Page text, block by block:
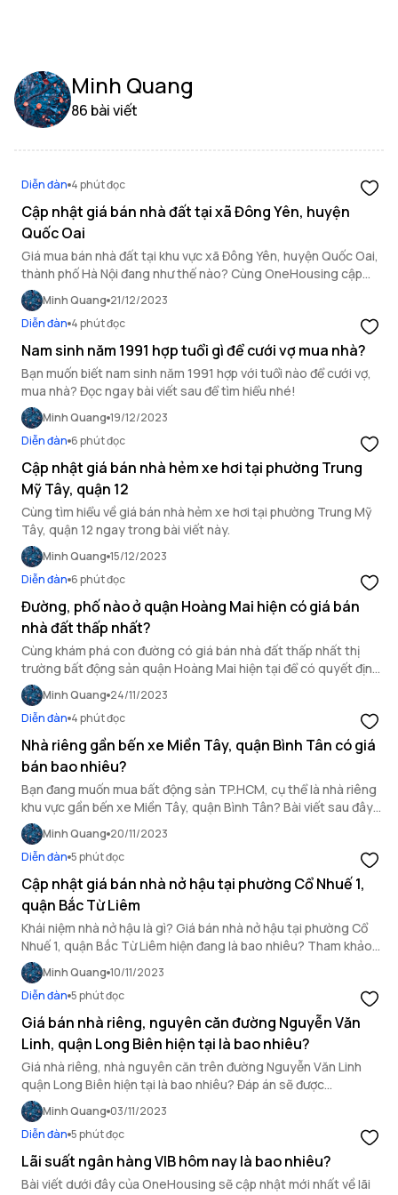
Minh Quang
86 bài viết
Diễn đàn 4 phút đọc
Cập nhật giá bán nhà đất tại xã Đông Yên, huyện
Quốc Oai
Giá mua bán nhà đất tại khu vực xã Đông Yên, huyện Quốc Oai,
thành phố Hà Nội đang như thế nào? Cùng OneHousing cập
nhật chi tiết trong bài viết dưới đây.
Minh Quang 21/12/2023
Diễn đàn 4 phút đọc
Nam sinh năm 1991 hợp tuổi gì để cưới vợ mua nhà?
Bạn muốn biết nam sinh năm 1991 hợp với tuổi nào để cưới vợ,
mua nhà? Đọc ngay bài viết sau để tìm hiểu nhé!
Minh Quang 19/12/2023
Diễn đàn 6 phút đọc
Cập nhật giá bán nhà hẻm xe hơi tại phường Trung
Mỹ Tây, quận 12
Cùng tìm hiểu về giá bán nhà hẻm xe hơi tại phường Trung Mỹ
Tây, quận 12 ngay trong bài viết này.
Minh Quang 15/12/2023
Diễn đàn 6 phút đọc
Đường, phố nào ở quận Hoàng Mai hiện có giá bán
nhà đất thấp nhất?
Cùng khám phá con đường có giá bán nhà đất thấp nhất thị
trường bất động sản quận Hoàng Mai hiện tại để có quyết định
đầu tư và an cư hiệu quả
Minh Quang 24/11/2023
Diễn đàn 4 phút đọc
Nhà riêng gần bến xe Miền Tây, quận Bình Tân có giá
bán bao nhiêu?
Bạn đang muốn mua bất động sản TP.HCM, cụ thể là nhà riêng
khu vực gần bến xe Miền Tây, quận Bình Tân? Bài viết sau đây
của OneHousing sẽ giúp bạn cập nhật thông tin mới nhất về
giá bán tại khu vực này.
Minh Quang 20/11/2023
Diễn đàn 5 phút đọc
Cập nhật giá bán nhà nở hậu tại phường Cổ Nhuế 1,
quận Bắc Từ Liêm
Khái niệm nhà nở hậu là gì? Giá bán nhà nở hậu tại phường Cổ
Nhuế 1, quận Bắc Từ Liêm hiện đang là bao nhiêu? Tham khảo
ngay sau đây!
Minh Quang 10/11/2023
Diễn đàn 5 phút đọc
Giá bán nhà riêng, nguyên căn đường Nguyễn Văn
Linh, quận Long Biên hiện tại là bao nhiêu?
Giá nhà riêng, nhà nguyên căn trên đường Nguyễn Văn Linh
quận Long Biên hiện tại là bao nhiêu? Đáp án sẽ được
OneHousing giải đáp chi tiết trong bài viết sau đây.
Minh Quang 03/11/2023
Diễn đàn 5 phút đọc
Lãi suất ngân hàng VIB hôm nay là bao nhiêu?
Bài viết dưới đây của OneHousing sẽ cập nhật mới nhất về lãi